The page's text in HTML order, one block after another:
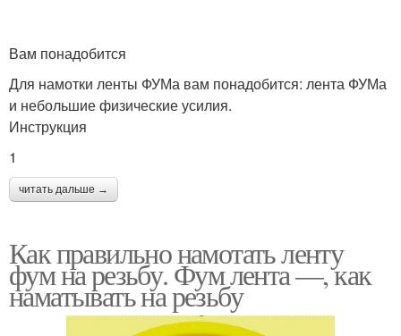
Вам понадобится
Для намотки ленты ФУМа вам понадобится: лента ФУМа
и небольшие физические усилия.
Инструкция
1
читать дальше →
Как правильно намотать ленту
фум на резьбу. Фум лента —, как
наматывать на резьбу